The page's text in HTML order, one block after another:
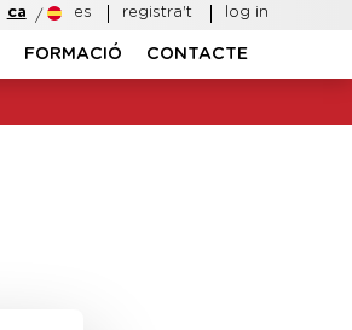
ca es registra't log in
FORMACIÓ CONTACTE